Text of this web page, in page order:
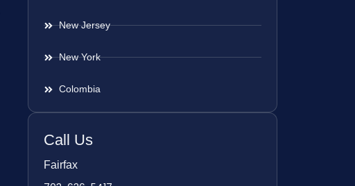
New Jersey
New York
Colombia
Call Us
Fairfax